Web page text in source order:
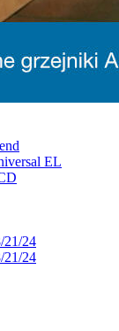
EL
21/24
24